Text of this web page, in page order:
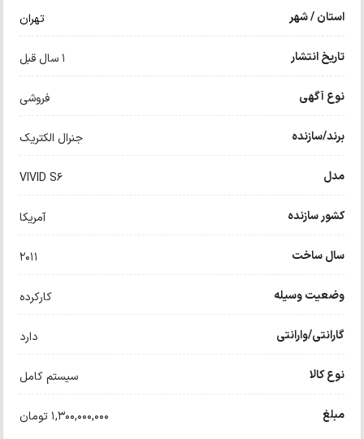
استان / شهر تهران
تاریخ انتشار 1 سال قبل
نوع آگهی فروشی
برند/سازنده جنرال الکتریک
مدل VIVID S6
کشور سازنده آمریکا
سال ساخت 2011
وضعیت وسیله کارکرده
گارانتی/وارانتی دارد
نوع کالا سیستم کامل
مبلغ 1,300,000,000 تومان